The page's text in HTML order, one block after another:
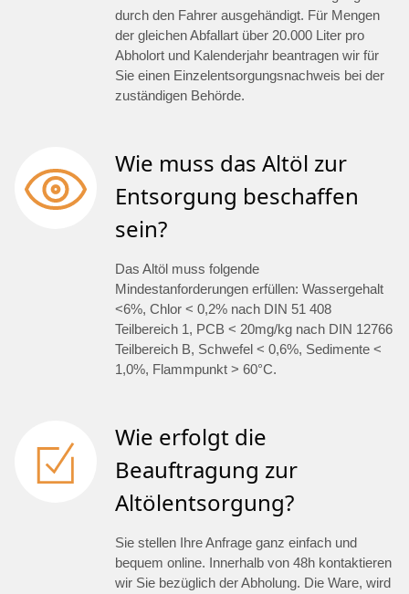
durch den Fahrer ausgehändigt. Für Mengen
der gleichen Abfallart über 20.000 Liter pro
Abholort und Kalenderjahr beantragen wir für
Sie einen Einzelentsorgungsnachweis bei der
zuständigen Behörde.
Wie muss das Altöl zur
Entsorgung beschaffen
sein?
Das Altöl muss folgende
Mindestanforderungen erfüllen: Wassergehalt
<6%, Chlor < 0,2% nach DIN 51 408
Teilbereich 1, PCB < 20mg/kg nach DIN 12766
Teilbereich B, Schwefel < 0,6%, Sedimente <
1,0%, Flammpunkt > 60°C.
Wie erfolgt die
Beauftragung zur
Altölentsorgung?
Sie stellen Ihre Anfrage ganz einfach und
bequem online. Innerhalb von 48h kontaktieren
wir Sie bezüglich der Abholung. Die Ware, wird